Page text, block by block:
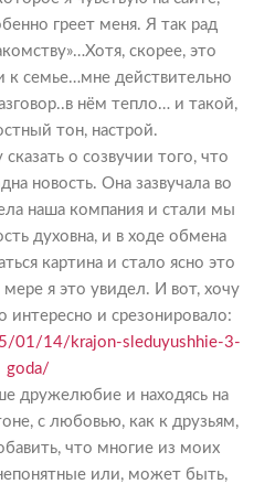
греет меня. Я так рад
скорее, это
к семье…мне действительно
нём тепло… и такой,
тон, настрой.
о созвучии того, что
новость. Она зазвучала во
наша компания и стали мы
духовна, и в ходе обмена
картина и стало ясно это
я это увидел. И вот, хочу
интересно и срезонировало:
01/14/krajon-sleduyushhie-3-
goda/
дружелюбие и находясь на
с любовью, как к друзьям,
что многие из моих
или, может быть,